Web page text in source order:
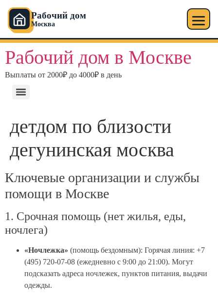
Рабочий дом
Москва
Перейти
содержимому
Рабочий дом в Москве
Выплаты от 2000₽ до 4000₽ в день
детдом по близости
дегунинская москва
Ключевые организации и службы
помощи в Москве
1. Срочная помощь (нет жилья, еды,
ночлега)
«Ночлежка» (помощь бездомным): Горячая линия: +7
(495) 720-07-08 (ежедневно с 9:00 до 21:00). Могут
подсказать адреса ночлежек, пунктов питания, выдачи
одежды.